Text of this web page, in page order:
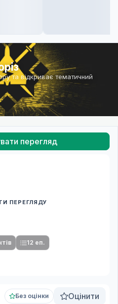
та відкриває тематичний
перегляд
ПЕРЕГЛЯДУ
12 еп.
Без оцінки Оцінити